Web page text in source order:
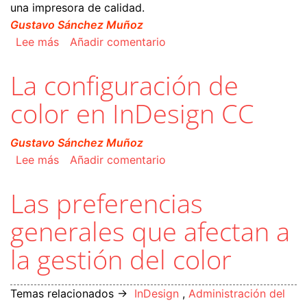
una impresora de calidad.
Gustavo Sánchez Muñoz
Lee mássobre Pasos previos: Calibrar el monitor y la
Añadir comentario
La configuración de
color en InDesign CC
Gustavo Sánchez Muñoz
Lee mássobre La configuración de color en InDesign
Añadir comentario
Las preferencias
generales que afectan a
la gestión del color
Temas relacionados → InDesign , Administración del